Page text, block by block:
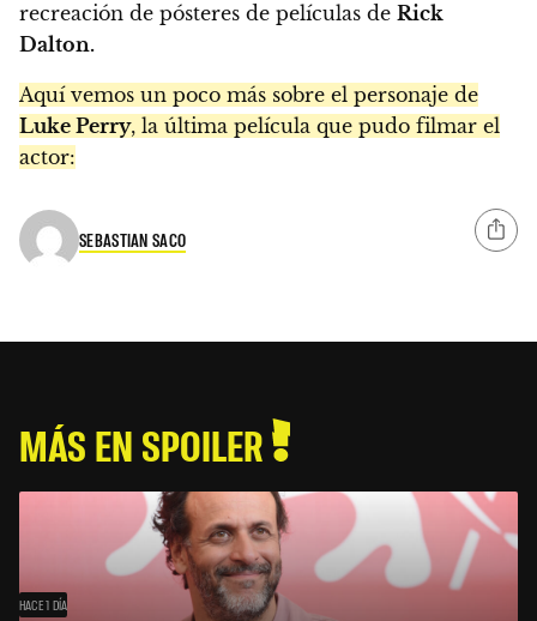
recreación de pósteres de películas de Rick
Dalton.
Aquí vemos un poco más sobre el personaje de
Luke Perry, la última película que pudo filmar el
actor:
SEBASTIAN SACO
MÁS EN SPOILER
HACE 1 DÍA